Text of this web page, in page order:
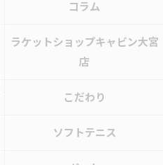
コラム
ラケットショップキャビン大宮
店
こだわり
ソフトテニス